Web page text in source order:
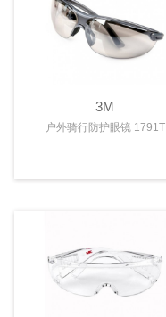
3M
户外骑行防护眼镜 1791T